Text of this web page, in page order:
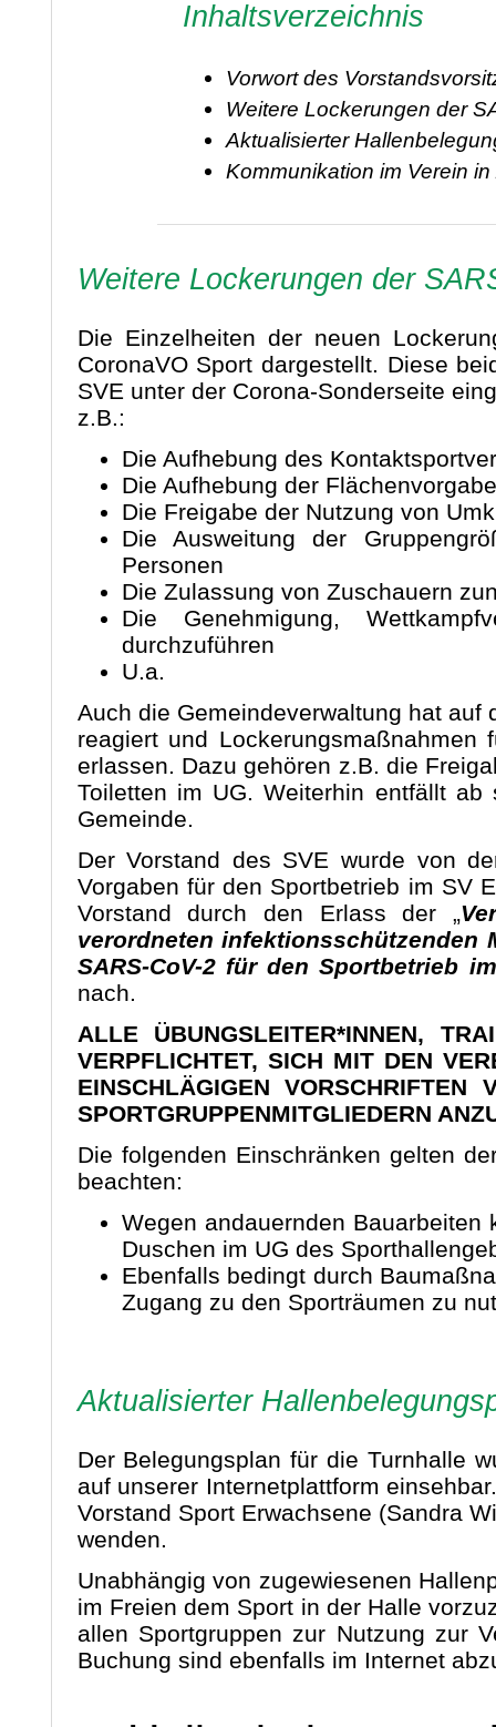
Inhaltsverzeichnis
Vorwort des
Weitere Lockerungen der
Aktualisierter
Kommunikation im Verein
Weitere Lockerungen der
Die Einzelheiten der neuen
CoronaVO Sport dargestellt. Diese
SVE unter der Corona-Sonderseite
z.B.:
Die Aufhebung des
Die Aufhebung der
Die Freigabe der Nutzung von
Die Ausweitung der
Personen
Die Zulassung von Zuschauern
Die Genehmigung,
durchzuführen
U.a.
Auch die Gemeindeverwaltung hat auf
reagiert und
erlassen. Dazu gehören z.B. die
Toiletten im UG. Weiterhin entfällt
Gemeinde.
Der Vorstand des SVE wurde von
Vorgaben für den Sportbetrieb im SV
Vorstand durch den Erlass der „
verordneten infektionsschützenden
SARS-CoV-2 für den Sportbetrieb
nach.
ALLE ÜBUNGSLEITER*INNEN,
VERPFLICHTET, SICH MIT DEN
EINSCHLÄGIGEN
SPORTGRUPPENMITGLIEDERN
Die folgenden Einschränken gelten
beachten:
Wegen andauernden
Duschen im UG des
Ebenfalls bedingt durch
Zugang zu den Sporträumen zu
Aktualisierter
Der Belegungsplan für die Turnhalle
auf unserer Internetplattform
Vorstand Sport Erwachsene (Sandra
wenden.
Unabhängig von zugewiesenen
im Freien dem Sport in der Halle
allen Sportgruppen zur Nutzung zur
Buchung sind ebenfalls im Internet